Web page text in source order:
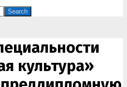
культура»